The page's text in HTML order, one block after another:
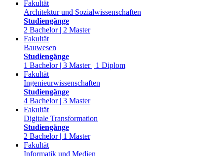
Fakultät
Architektur und Sozialwissenschaften
Studiengänge
2 Bachelor | 2 Master
Fakultät
Bauwesen
Studiengänge
1 Bachelor | 3 Master | 1 Diplom
Fakultät
Ingenieurwissenschaften
Studiengänge
4 Bachelor | 3 Master
Fakultät
Digitale Transformation
Studiengänge
2 Bachelor | 1 Master
Fakultät
Informatik und Medien